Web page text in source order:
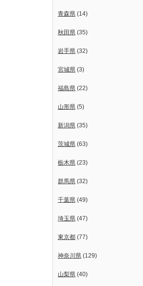
青森県 (14)
秋田県 (35)
岩手県 (32)
宮城県 (3)
福島県 (22)
山形県 (5)
新潟県 (35)
茨城県 (63)
栃木県 (23)
群馬県 (32)
千葉県 (49)
埼玉県 (47)
東京都 (77)
神奈川県 (129)
山梨県 (40)